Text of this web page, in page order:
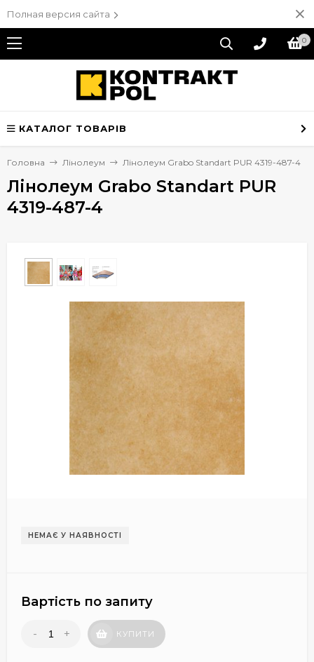
Полная версия сайта
0
КАТАЛОГ ТОВАРІВ
Головна Лінолеум Лінолеум Grabo Standart PUR 4319-487-4
Лінолеум Grabo Standart PUR
4319-487-4
НЕМАЄ У НАЯВНОСТІ
Вартість по запиту
- + КУПИТИ